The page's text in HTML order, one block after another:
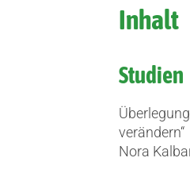
Inhalt
Studien
verändern“
Nora